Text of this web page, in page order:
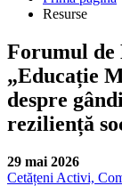
Resurse
Forumul de
„Educație
despre
reziliență
29 mai 2026
Cetățeni Activi,